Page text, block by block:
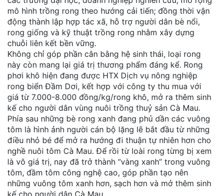
mô hình trồng rong theo hướng cải tiến; đồng thời vận
động thành lập hợp tác xã, hỗ trợ người dân bè nổi,
rong giống và kỹ thuật trồng rong nhằm xây dựng
chuỗi liên kết bền vững.
Không chỉ góp phần cân bằng hệ sinh thái, loại rong
này còn mang lại giá trị thương phẩm đáng kể. Rong
phơi khô hiện đang được HTX Dịch vụ nông nghiệp
rong biển Đầm Dơi, kết hợp với công ty thu mua với
giá từ 7.000-8.000 đồng/kg/rong khô, mở ra thêm sinh
kế cho người dân vùng nuôi trồng thuỷ sản Cà Mau.
Phía sau những bè rong xanh đang phủ dần các vuông
tôm là hình ảnh người cán bộ lặng lẽ bắt đầu từ những
điều nhỏ bé để mở ra hướng đi thuận tự nhiên hơn cho
nghề nuôi tôm Cà Mau. Để rồi từ loài rong từng bị xem
là vô giá trị, nay đã trở thành “vàng xanh” trong vuông
tôm, đầm tôm công nghệ cao, góp phần tạo nên
những vuông tôm xanh hơn, sạch hơn và mở thêm sinh